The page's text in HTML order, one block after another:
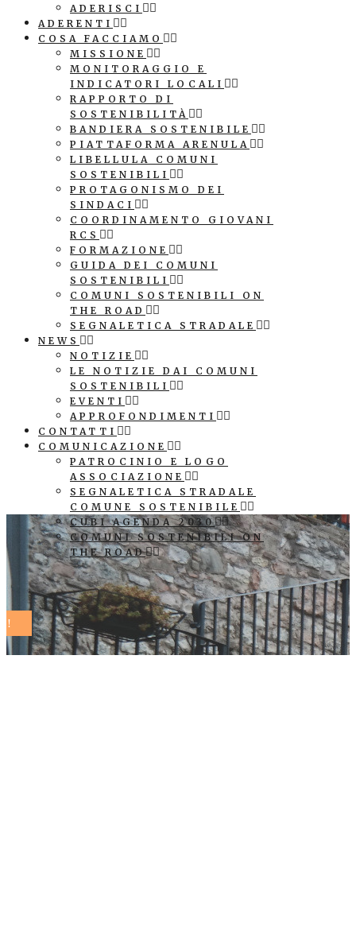
ADERISCI
ADERENTI
COSA FACCIAMO
MISSIONE
MONITORAGGIO E
INDICATORI LOCALI
RAPPORTO DI
SOSTENIBILITÀ
BANDIERA SOSTENIBILE
PIATTAFORMA ARENULA
LIBELLULA COMUNI
SOSTENIBILI
PROTAGONISMO DEI
SINDACI
COORDINAMENTO GIOVANI
RCS
FORMAZIONE
GUIDA DEI COMUNI
SOSTENIBILI
COMUNI SOSTENIBILI ON
THE ROAD
SEGNALETICA STRADALE
NEWS
NOTIZIE
LE NOTIZIE DAI COMUNI
SOSTENIBILI
EVENTI
APPROFONDIMENTI
CONTATTI
COMUNICAZIONE
PATROCINIO E LOGO
ASSOCIAZIONE
SEGNALETICA STRADALE
COMUNE SOSTENIBILE
CUBI AGENDA 2030
COMUNI SOSTENIBILI ON
THE ROAD